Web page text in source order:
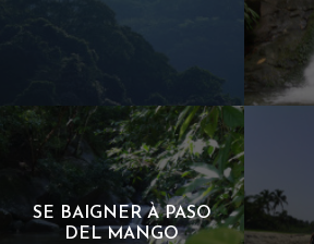
9MIN DE MARCHE À RÉSERVE
NATURELLE COABA
SE BAIGNER À PASO
DEL MANGO